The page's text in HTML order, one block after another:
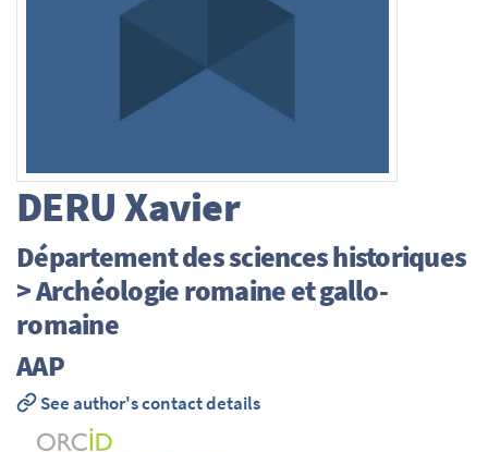
DERUXavier
Département des sciences historiques
> Archéologie romaine et gallo-
romaine
AAP
See author's contact details